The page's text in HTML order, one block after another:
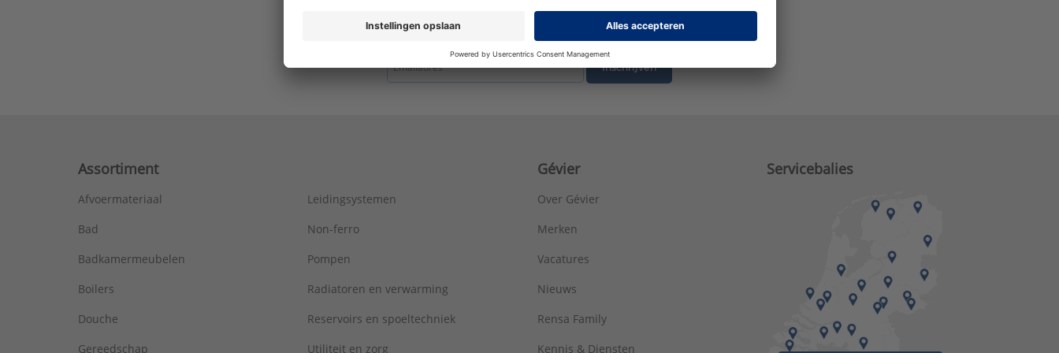
Type: Toiletrolhouder
Ons laatste nieuws ontvangen omtrent productnieuws, acties en andere interessante zaken?
Inschrijven
Assortiment
Afvoermateriaal
Bad
Badkamermeubelen
Boilers
Douche
Gereedschap
Leidingsystemen
Non-ferro
Pompen
Radiatoren en verwarming
Reservoirs en spoeltechniek
Utiliteit en zorg
Gévier
Over Gévier
Merken
Vacatures
Nieuws
Rensa Family
Kennis & Diensten
Servicebalies